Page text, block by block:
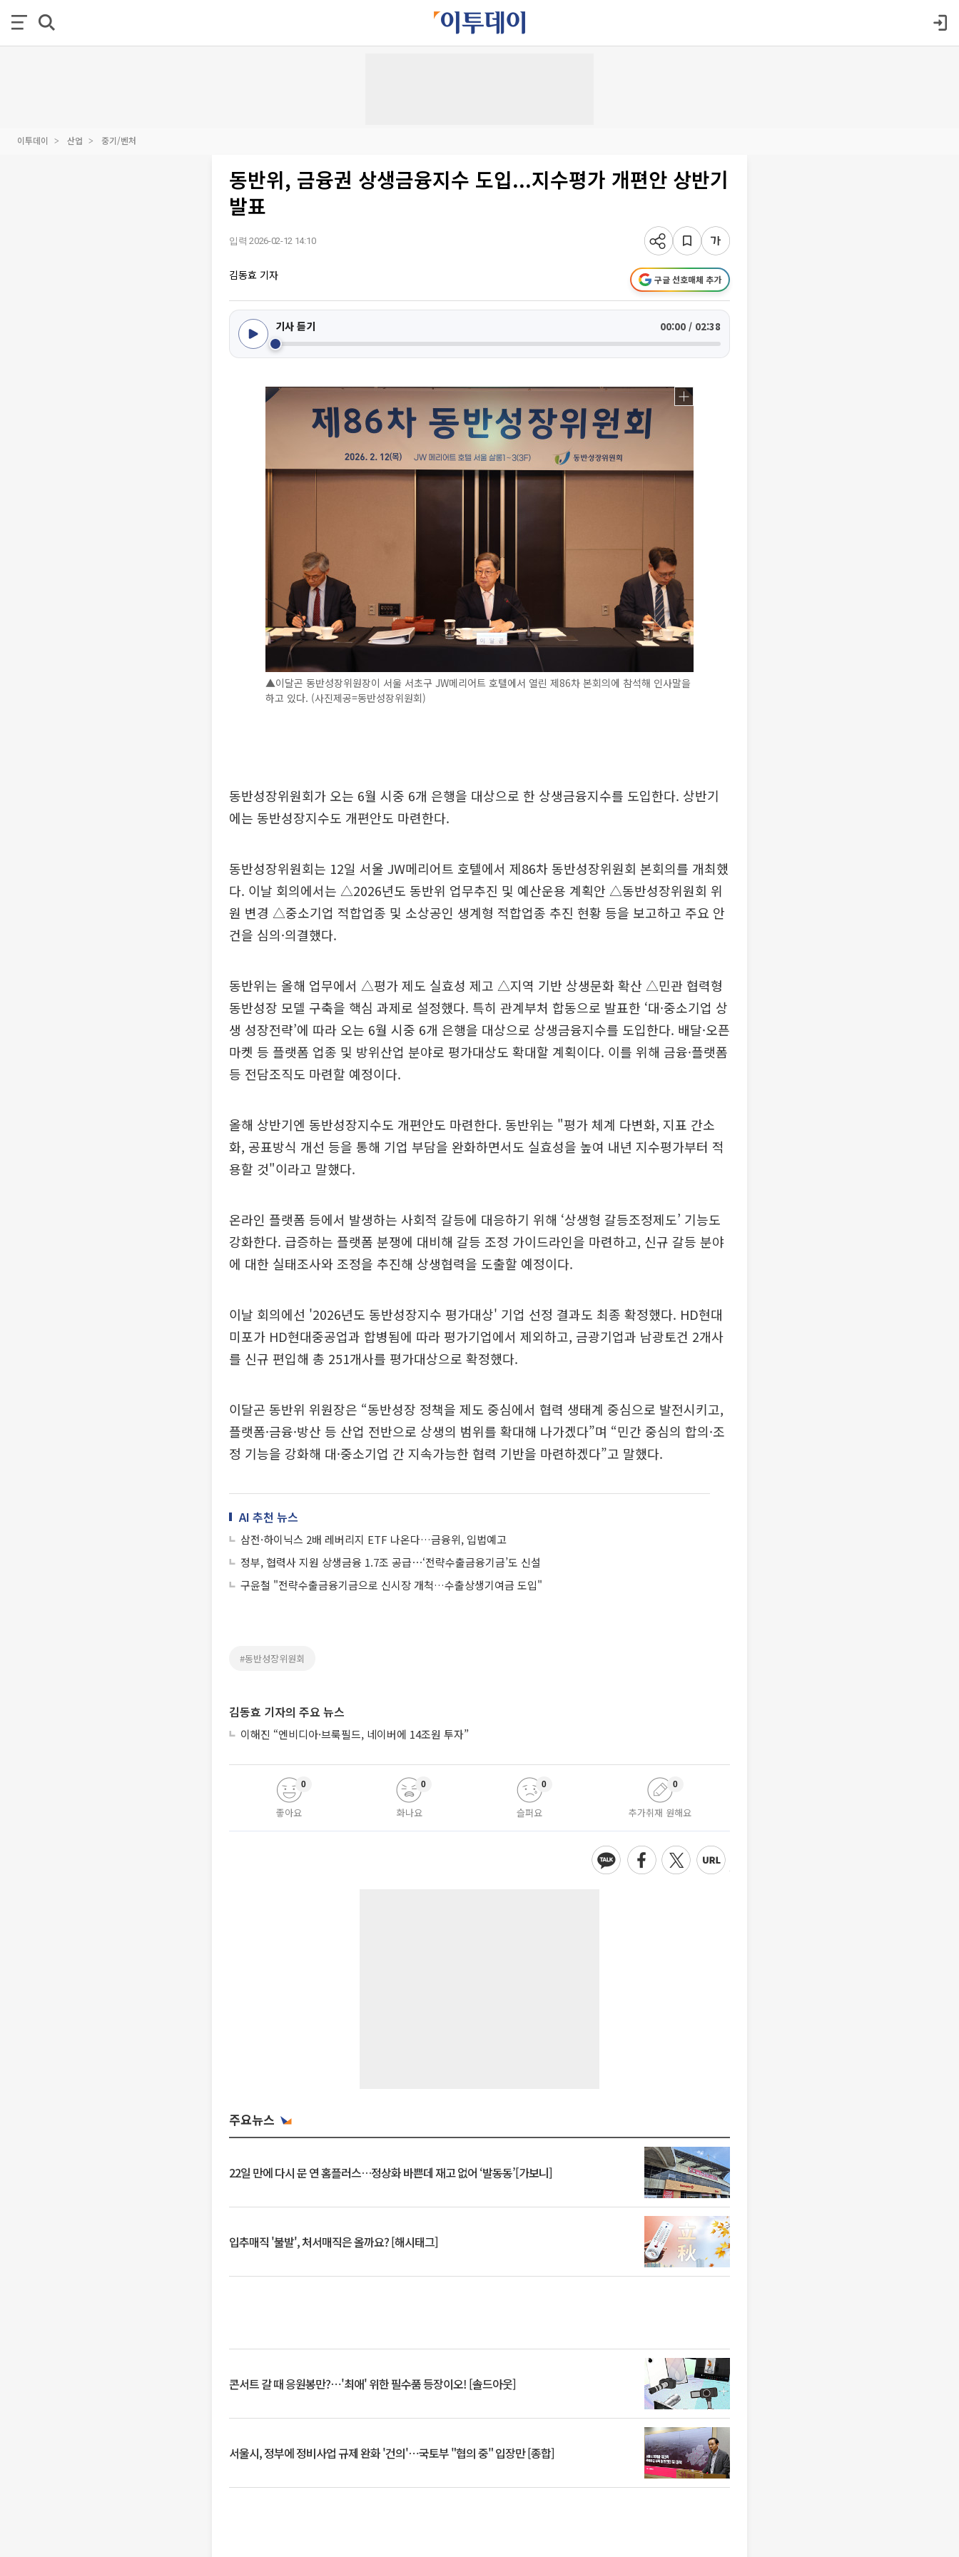
이투데이 산업 중기/벤처
동반위, 금융권 상생금융지수 도입...지수평가 개편안 상반기
발표
입력 2026-02-12 14:10
김동효 기자 구글 선호매체 추가
기사 듣기 00:00 / 02:38
▲이달곤 동반성장위원장이 서울 서초구 JW메리어트 호텔에서 열린 제86차 본회의에 참석해 인사말을
하고 있다. (사진제공=동반성장위원회)
동반성장위원회가 오는 6월 시중 6개 은행을 대상으로 한 상생금융지수를 도입한다. 상반기
에는 동반성장지수도 개편안도 마련한다.
동반성장위원회는 12일 서울 JW메리어트 호텔에서 제86차 동반성장위원회 본회의를 개최했
다. 이날 회의에서는 △2026년도 동반위 업무추진 및 예산운용 계획안 △동반성장위원회 위
원 변경 △중소기업 적합업종 및 소상공인 생계형 적합업종 추진 현황 등을 보고하고 주요 안
건을 심의·의결했다.
동반위는 올해 업무에서 △평가 제도 실효성 제고 △지역 기반 상생문화 확산 △민관 협력형
동반성장 모델 구축을 핵심 과제로 설정했다. 특히 관계부처 합동으로 발표한 ‘대·중소기업 상
생 성장전략’에 따라 오는 6월 시중 6개 은행을 대상으로 상생금융지수를 도입한다. 배달·오픈
마켓 등 플랫폼 업종 및 방위산업 분야로 평가대상도 확대할 계획이다. 이를 위해 금융·플랫폼
등 전담조직도 마련할 예정이다.
올해 상반기엔 동반성장지수도 개편안도 마련한다. 동반위는 "평가 체계 다변화, 지표 간소
화, 공표방식 개선 등을 통해 기업 부담을 완화하면서도 실효성을 높여 내년 지수평가부터 적
용할 것"이라고 말했다.
온라인 플랫폼 등에서 발생하는 사회적 갈등에 대응하기 위해 ‘상생형 갈등조정제도’ 기능도
강화한다. 급증하는 플랫폼 분쟁에 대비해 갈등 조정 가이드라인을 마련하고, 신규 갈등 분야
에 대한 실태조사와 조정을 추진해 상생협력을 도출할 예정이다.
이날 회의에선 '2026년도 동반성장지수 평가대상' 기업 선정 결과도 최종 확정했다. HD현대
미포가 HD현대중공업과 합병됨에 따라 평가기업에서 제외하고, 금광기업과 남광토건 2개사
를 신규 편입해 총 251개사를 평가대상으로 확정했다.
이달곤 동반위 위원장은 “동반성장 정책을 제도 중심에서 협력 생태계 중심으로 발전시키고,
플랫폼·금융·방산 등 산업 전반으로 상생의 범위를 확대해 나가겠다”며 “민간 중심의 합의·조
정 기능을 강화해 대·중소기업 간 지속가능한 협력 기반을 마련하겠다”고 말했다.
AI 추천 뉴스
삼전·하이닉스 2배 레버리지 ETF 나온다…금융위, 입법예고
정부, 협력사 지원 상생금융 1.7조 공급⋯‘전략수출금융기금’도 신설
구윤철 "전략수출금융기금으로 신시장 개척…수출상생기여금 도입"
#동반성장위원회
김동효 기자의 주요 뉴스
이해진 “엔비디아·브룩필드, 네이버에 14조원 투자”
좋아요
0
화나요
0
슬퍼요
0
추가취재 원해요
0
주요뉴스
22일 만에 다시 문 연 홈플러스…정상화 바쁜데 재고 없어 ‘발동동’[가보니]
입추매직 '불발', 처서매직은 올까요? [해시태그]
콘서트 갈 때 응원봉만?⋯'최애' 위한 필수품 등장이오! [솔드아웃]
서울시, 정부에 정비사업 규제 완화 '건의'⋯국토부 "협의 중" 입장만 [종합]